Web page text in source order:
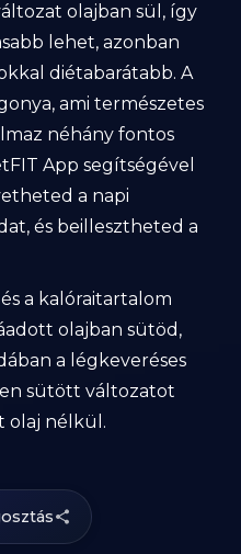
olajban sül, így
lehet, azonban
diétabarátabb. A
ami természetes
néhány fontos
App segítségével
a napi
és beillesztheted a
a kalóraitartalom
olajban sütöd,
a légkeveréses
sütött változatot
olaj nélkül.